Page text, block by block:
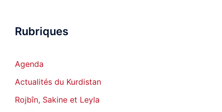
Rubriques
Agenda
Actualités du Kurdistan
Rojbîn, Sakine et Leyla